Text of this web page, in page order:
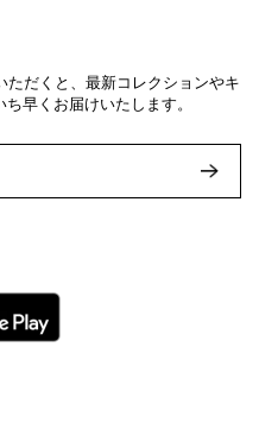
ただくと、最新コレクションやキ
早くお届けいたします。